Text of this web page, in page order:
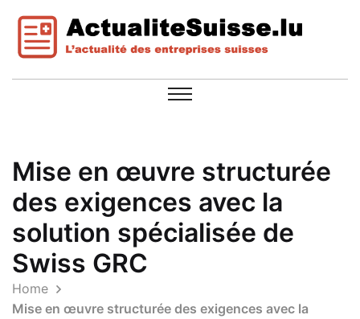
Mise en œuvre structurée
des exigences avec la
solution spécialisée de
Swiss GRC
Home
Mise en œuvre structurée des exigences avec la